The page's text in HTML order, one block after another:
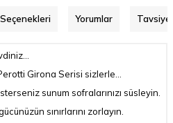
Yorumlar Tavsiye
Girona Serisi sizlerle...
sunum sofralarınızı süsleyin.
sınırlarını zorlayın.